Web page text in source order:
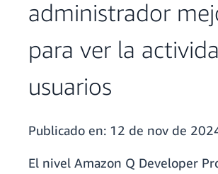
administrador
para ver la
usuarios
Publicado en: 12 de nov de
El nivel Amazon Q Developer